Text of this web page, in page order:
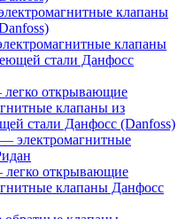
клапаны
клапаны
стали Данфосс
открывающие
клапаны из
стали Данфосс (Danfoss)
электромагнитные
открывающие
клапаны Данфосс